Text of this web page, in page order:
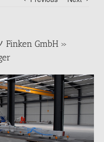
Finken GmbH »